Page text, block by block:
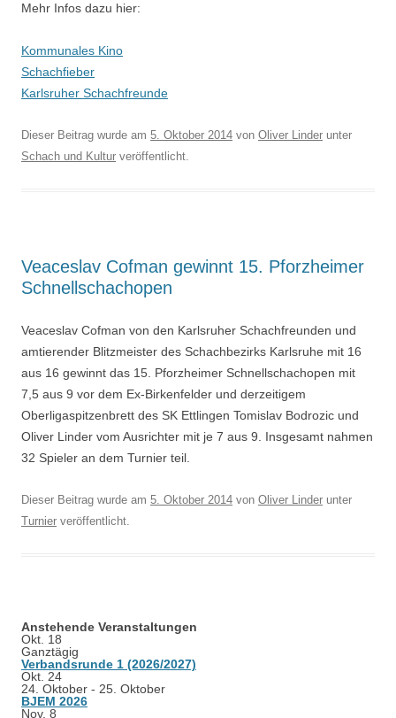
Mehr Infos dazu hier:
Kommunales Kino
Schachfieber
Karlsruher Schachfreunde
Dieser Beitrag wurde am 5. Oktober 2014 von Oliver Linder unter
Schach und Kultur veröffentlicht.
Veaceslav Cofman gewinnt 15. Pforzheimer
Schnellschachopen
Veaceslav Cofman von den Karlsruher Schachfreunden und
amtierender Blitzmeister des Schachbezirks Karlsruhe mit 16
aus 16 gewinnt das 15. Pforzheimer Schnellschachopen mit
7,5 aus 9 vor dem Ex-Birkenfelder und derzeitigem
Oberligaspitzenbrett des SK Ettlingen Tomislav Bodrozic und
Oliver Linder vom Ausrichter mit je 7 aus 9. Insgesamt nahmen
32 Spieler an dem Turnier teil.
Dieser Beitrag wurde am 5. Oktober 2014 von Oliver Linder unter
Turnier veröffentlicht.
Anstehende Veranstaltungen
Okt. 18
Ganztägig
Verbandsrunde 1 (2026/2027)
Okt. 24
24. Oktober - 25. Oktober
BJEM 2026
Nov. 8